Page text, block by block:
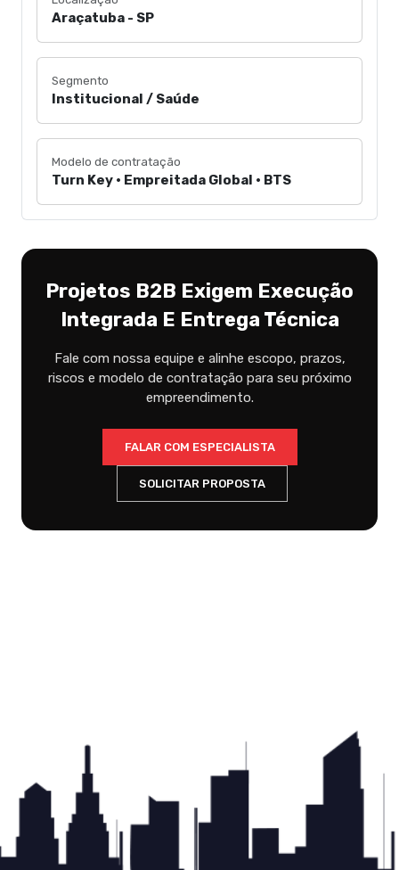
Araçatuba - SP
Segmento
Institucional / Saúde
Modelo de contratação
Turn Key • Empreitada Global • BTS
Projetos B2B Exigem Execução
Integrada E Entrega Técnica
Fale com nossa equipe e alinhe escopo, prazos,
riscos e modelo de contratação para seu próximo
empreendimento.
FALAR COM ESPECIALISTA
SOLICITAR PROPOSTA